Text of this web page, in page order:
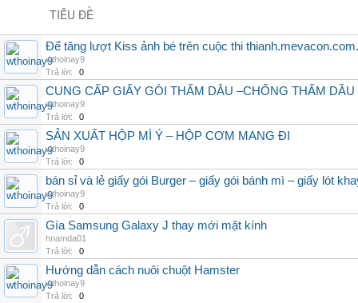
TIÊU ĐỀ
Để tăng lượt Kiss ảnh bé trên cuộc thi
wthoinay9
Trả lời:
0
CUNG CẤP GIẤY GÓI THẤM DÂU –CHỐNG THẤM
wthoinay9
Trả lời:
0
SẢN XUẤT HỘP MÌ Ý – HỘP CƠM MANG ĐI
wthoinay9
Trả lời:
0
bán sỉ và lẻ giấy gói Burger – giấy gói bánh mì – giấy lót
wthoinay9
Trả lời:
0
Gía Samsung Galaxy J thay mới mặt kính
hnamda01
Trả lời:
0
Hướng dẫn cách nuôi chuột Hamster
wthoinay9
Trả lời:
0